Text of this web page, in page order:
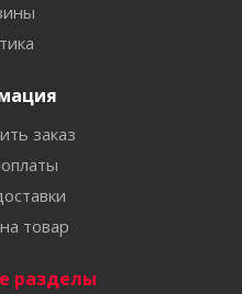
заказ
товар
разделы